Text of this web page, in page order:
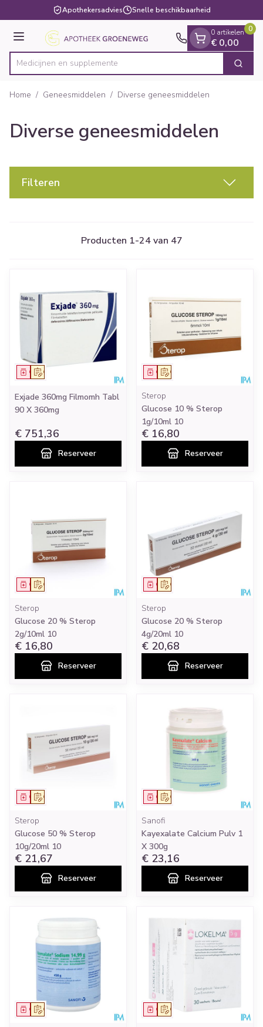
Ga naar de inhoudApothekersadvies Snelle beschikbaarheid
Menu
Product, merk, categorie...
Medici Zoek
0 artikelen
€ 0,00
0
Home / Geneesmiddelen / Diverse geneesmiddelen
Diverse geneesmiddelen
Filteren
Producten 1-24van 47
Op voorschrift
Geneesmiddel
Exjade 360mg Filmomh Tabl
90 X 360mg
€ 751,36
Reserveer
Op voorschrift
Geneesmiddel
Sterop
Glucose 10 % Sterop
1g/10ml 10
€ 16,80
Reserveer
Op voorschrift
Geneesmiddel
Sterop
Glucose 20 % Sterop
2g/10ml 10
€ 16,80
Reserveer
Op voorschrift
Geneesmiddel
Sterop
Glucose 20 % Sterop
4g/20ml 10
€ 20,68
Reserveer
Op voorschrift
Geneesmiddel
Sterop
Glucose 50 % Sterop
10g/20ml 10
€ 21,67
Reserveer
Op voorschrift
Geneesmiddel
Sanofi
Kayexalate Calcium Pulv 1
X 300g
€ 23,16
Reserveer
Op voorschrift
Geneesmiddel Op voorschrift
Geneesmiddel